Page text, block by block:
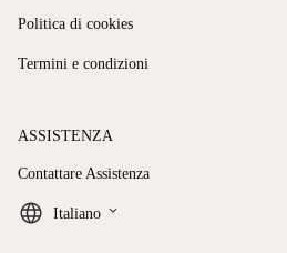
Politica di cookies
Termini e condizioni
ASSISTENZA
Contattare Assistenza
Italiano keyboard_arrow_down